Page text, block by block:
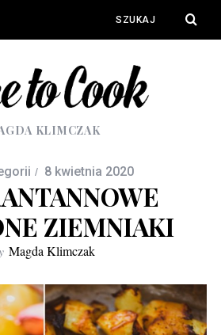
KLIMCZAK
8 kwietnia 2020
ZIEMNIAKI
Magda Klimczak